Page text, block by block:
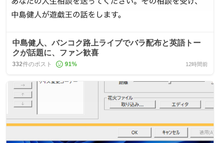
中島健人、バンコク路上ライブでバラ配布と英語トー
クが話題に、ファン歓喜
332件のポスト 91% 12時間前